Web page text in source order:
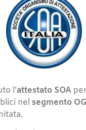
l’attestato SOA
nel segmento